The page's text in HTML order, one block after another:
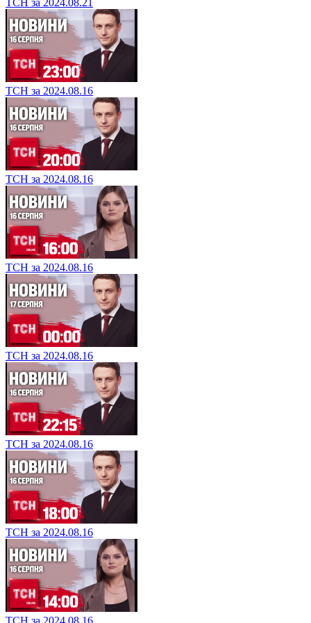
ТСН за 2024.08.16
ТСН за 2024.08.16
ТСН за 2024.08.16
ТСН за 2024.08.16
ТСН за 2024.08.16
ТСН за 2024.08.16
ТСН за 2024.08.16